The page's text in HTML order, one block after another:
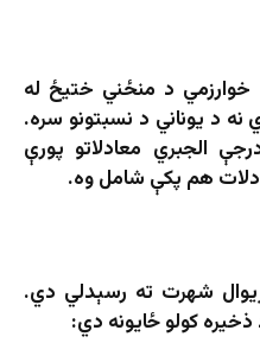
د منځني ختیځ له
نه د يوناني د نسبتونو سره.
الجبري معادلاتو پورې
هم پکې شامل وه.
شهرت ته رسېدلي دي.
کولو ځایونه دي: